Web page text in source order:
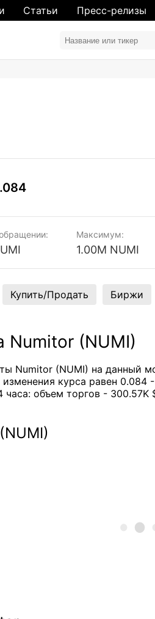
Статьи Пресс-релизы
Максимум:
1.00M NUMI
Купить/Продать Биржи
Numitor (NUMI)
Numitor (NUMI) на данный
курса равен 0.084
объем торгов - 300.57K